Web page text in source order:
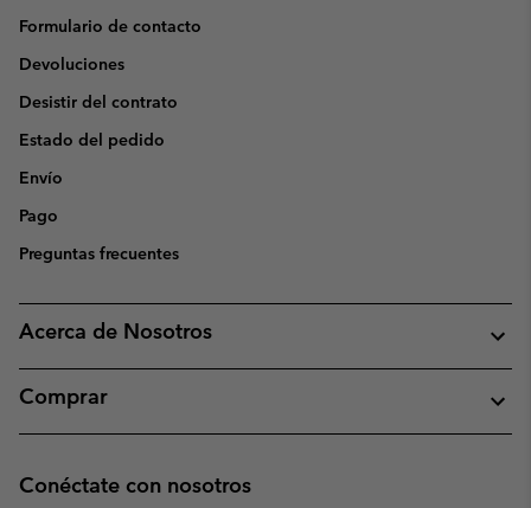
Formulario de contacto
Devoluciones
Desistir del contrato
Estado del pedido
Envío
Pago
Preguntas frecuentes
Acerca de Nosotros
Comprar
Conéctate con nosotros